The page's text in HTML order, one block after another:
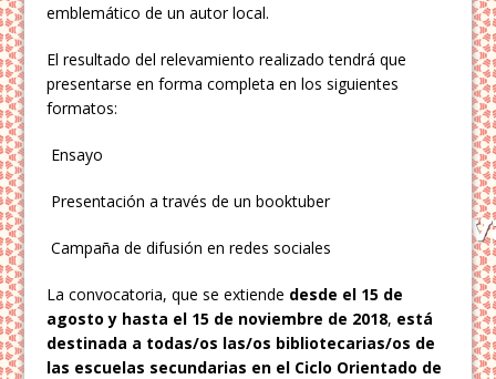
emblemático de un autor local.
El resultado del relevamiento realizado tendrá que
presentarse en forma completa en los siguientes
formatos:
Ensayo
Presentación a través de un booktuber
Campaña de difusión en redes sociales
La convocatoria, que se extiende desde el 15 de
agosto y hasta el 15 de noviembre de 2018, está
destinada a todas/os las/os bibliotecarias/os de
las escuelas secundarias en el Ciclo Orientado de